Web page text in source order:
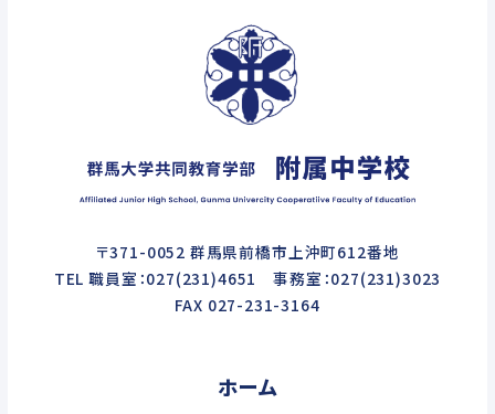
〒371-0052 群馬県前橋市上沖町612番地
TEL 職員室：027(231)4651 事務室：027(231)3023
FAX 027-231-3164
ホーム